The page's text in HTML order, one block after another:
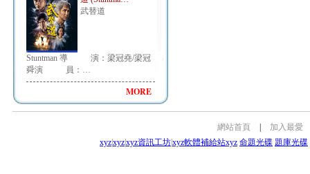
武替道
Stuntman 導 演：梁冠堯/梁冠
舜演 員：…
MORE
網站首頁
加入最愛
xyzxyzxyz資訊工坊xyz軟體補給站xyz 命題光碟 題庫光碟